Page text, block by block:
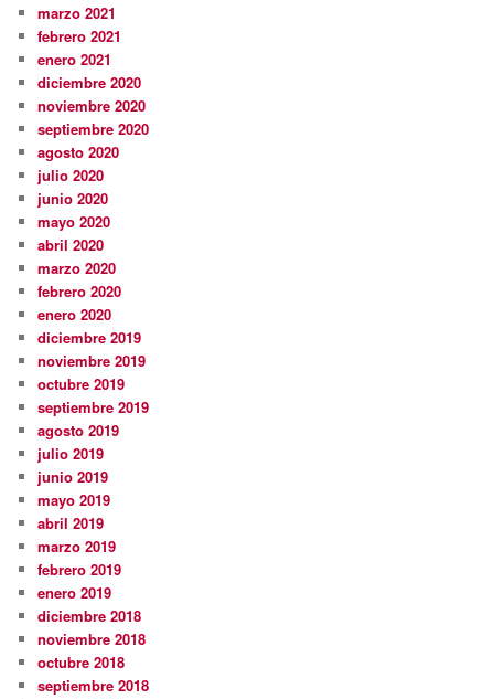
marzo 2021
febrero 2021
enero 2021
diciembre 2020
noviembre 2020
septiembre 2020
agosto 2020
julio 2020
junio 2020
mayo 2020
abril 2020
marzo 2020
febrero 2020
enero 2020
diciembre 2019
noviembre 2019
octubre 2019
septiembre 2019
agosto 2019
julio 2019
junio 2019
mayo 2019
abril 2019
marzo 2019
febrero 2019
enero 2019
diciembre 2018
noviembre 2018
octubre 2018
septiembre 2018